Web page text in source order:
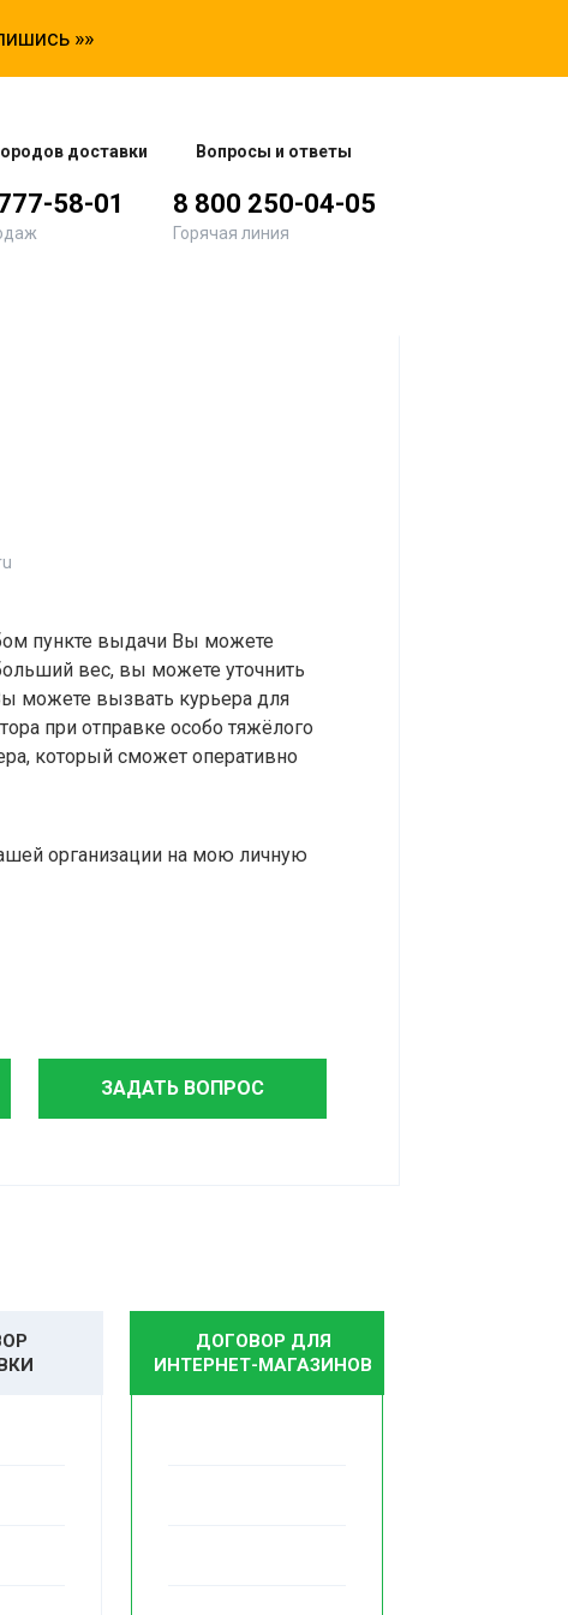
»»
доставки Вопросы и ответы
58-01 8 800 250-04-05
Горячая линия
пункте выдачи Вы можете
вес, вы можете уточнить
можете вызвать курьера для
при отправке особо тяжёлого
который сможет оперативно
организации на мою личную
ЗАДАТЬ ВОПРОС
ДОГОВОР ДЛЯ
ИНТЕРНЕТ-МАГАЗИНОВ